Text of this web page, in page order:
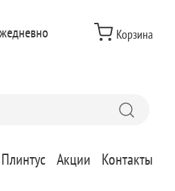
Корзина
Плинтус Акции Контакты